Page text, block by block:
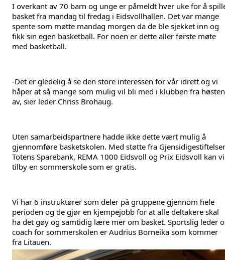
I overkant av 70 barn og unge er påmeldt hver uke for å
basket fra mandag til fredag i Eidsvollhallen. Det var mange
spente som møtte mandag morgen da de ble sjekket inn og
fikk sin egen basketball. For noen er dette aller første møte
med basketball.
-Det er gledelig å se den store interessen for vår idrett og vi
håper at så mange som mulig vil bli med i klubben fra høsten
av, sier leder Chriss Brohaug.
Uten samarbeidspartnere hadde ikke dette vært mulig å
gjennomføre basketskolen. Med støtte fra
Totens Sparebank, REMA 1000 Eidsvoll og Prix Eidsvoll kan vi
tilby en sommerskole som er gratis.
Vi har 6 instruktører som deler på gruppene gjennom hele
perioden og de gjør en kjempejobb for at alle deltakere skal
ha det gøy og samtidig lære mer om basket. Sportslig leder
coach for sommerskolen er Audrius Borneika som kommer
fra Litauen.